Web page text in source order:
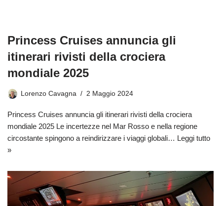
Princess Cruises annuncia gli
itinerari rivisti della crociera
mondiale 2025
Lorenzo Cavagna 2 Maggio 2024
Princess Cruises annuncia gli itinerari rivisti della crociera
mondiale 2025 Le incertezze nel Mar Rosso e nella regione
circostante spingono a reindirizzare i viaggi globali… Leggi tutto
»